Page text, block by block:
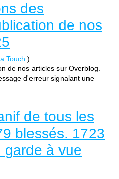
des
de nos
Touch )
de nos articles sur Overblog.
d'erreur signalant une
de tous les
blessés. 1723
garde à vue